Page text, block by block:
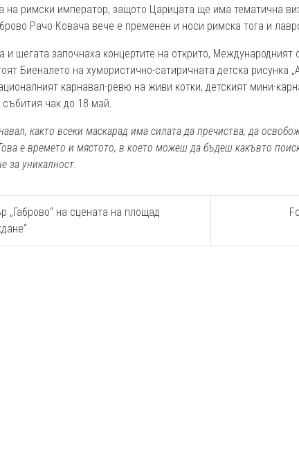
на римски император, защото Царицата ще има тематична
Рачо Ковача вече е пременен и носи римска тога и
и шегата започнаха концертите на открито, Международният
Биеналето на хумористично-сатиричната детска рисунка
карнавал-ревю на живи котки, детският мини-
чак до 18 май.
както всеки маскарад има силата да пречиства, да
е времето и мястото, в което можеш да бъдеш какъвто
за уникалност.
„Габрово“ на сцената на площад